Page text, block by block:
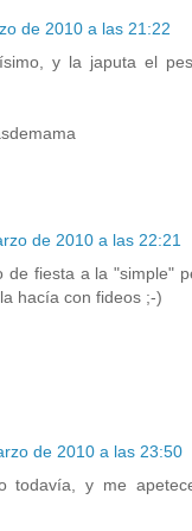
de 2010 a las 21:22
y la japuta el
de 2010 a las 22:21
de fiesta a la "simple"
hacía con fideos ;-)
de 2010 a las 23:50
todavía, y me